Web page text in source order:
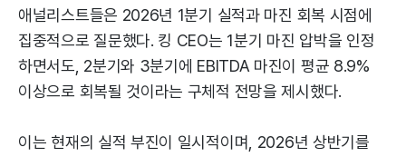
애널리스트들은 2026년 1분기 실적과 마진 회복 시점에
집중적으로 질문했다. 킹 CEO는 1분기 마진 압박을 인정
하면서도, 2분기와 3분기에 EBITDA 마진이 평균 8.9%
이상으로 회복될 것이라는 구체적 전망을 제시했다.
이는 현재의 실적 부진이 일시적이며, 2026년 상반기를